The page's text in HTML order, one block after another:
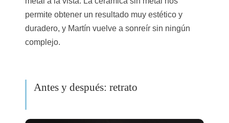
permite obtener un resultado muy estético y
duradero, y Martín vuelve a sonreír sin ningún
complejo.
Antes y después: retrato